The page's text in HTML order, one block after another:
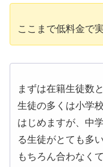
ここまで低料金で
まずは在籍生徒数
生徒の多くは小学
はじめますが、中
る生徒がとても多い
もちろん合わなく